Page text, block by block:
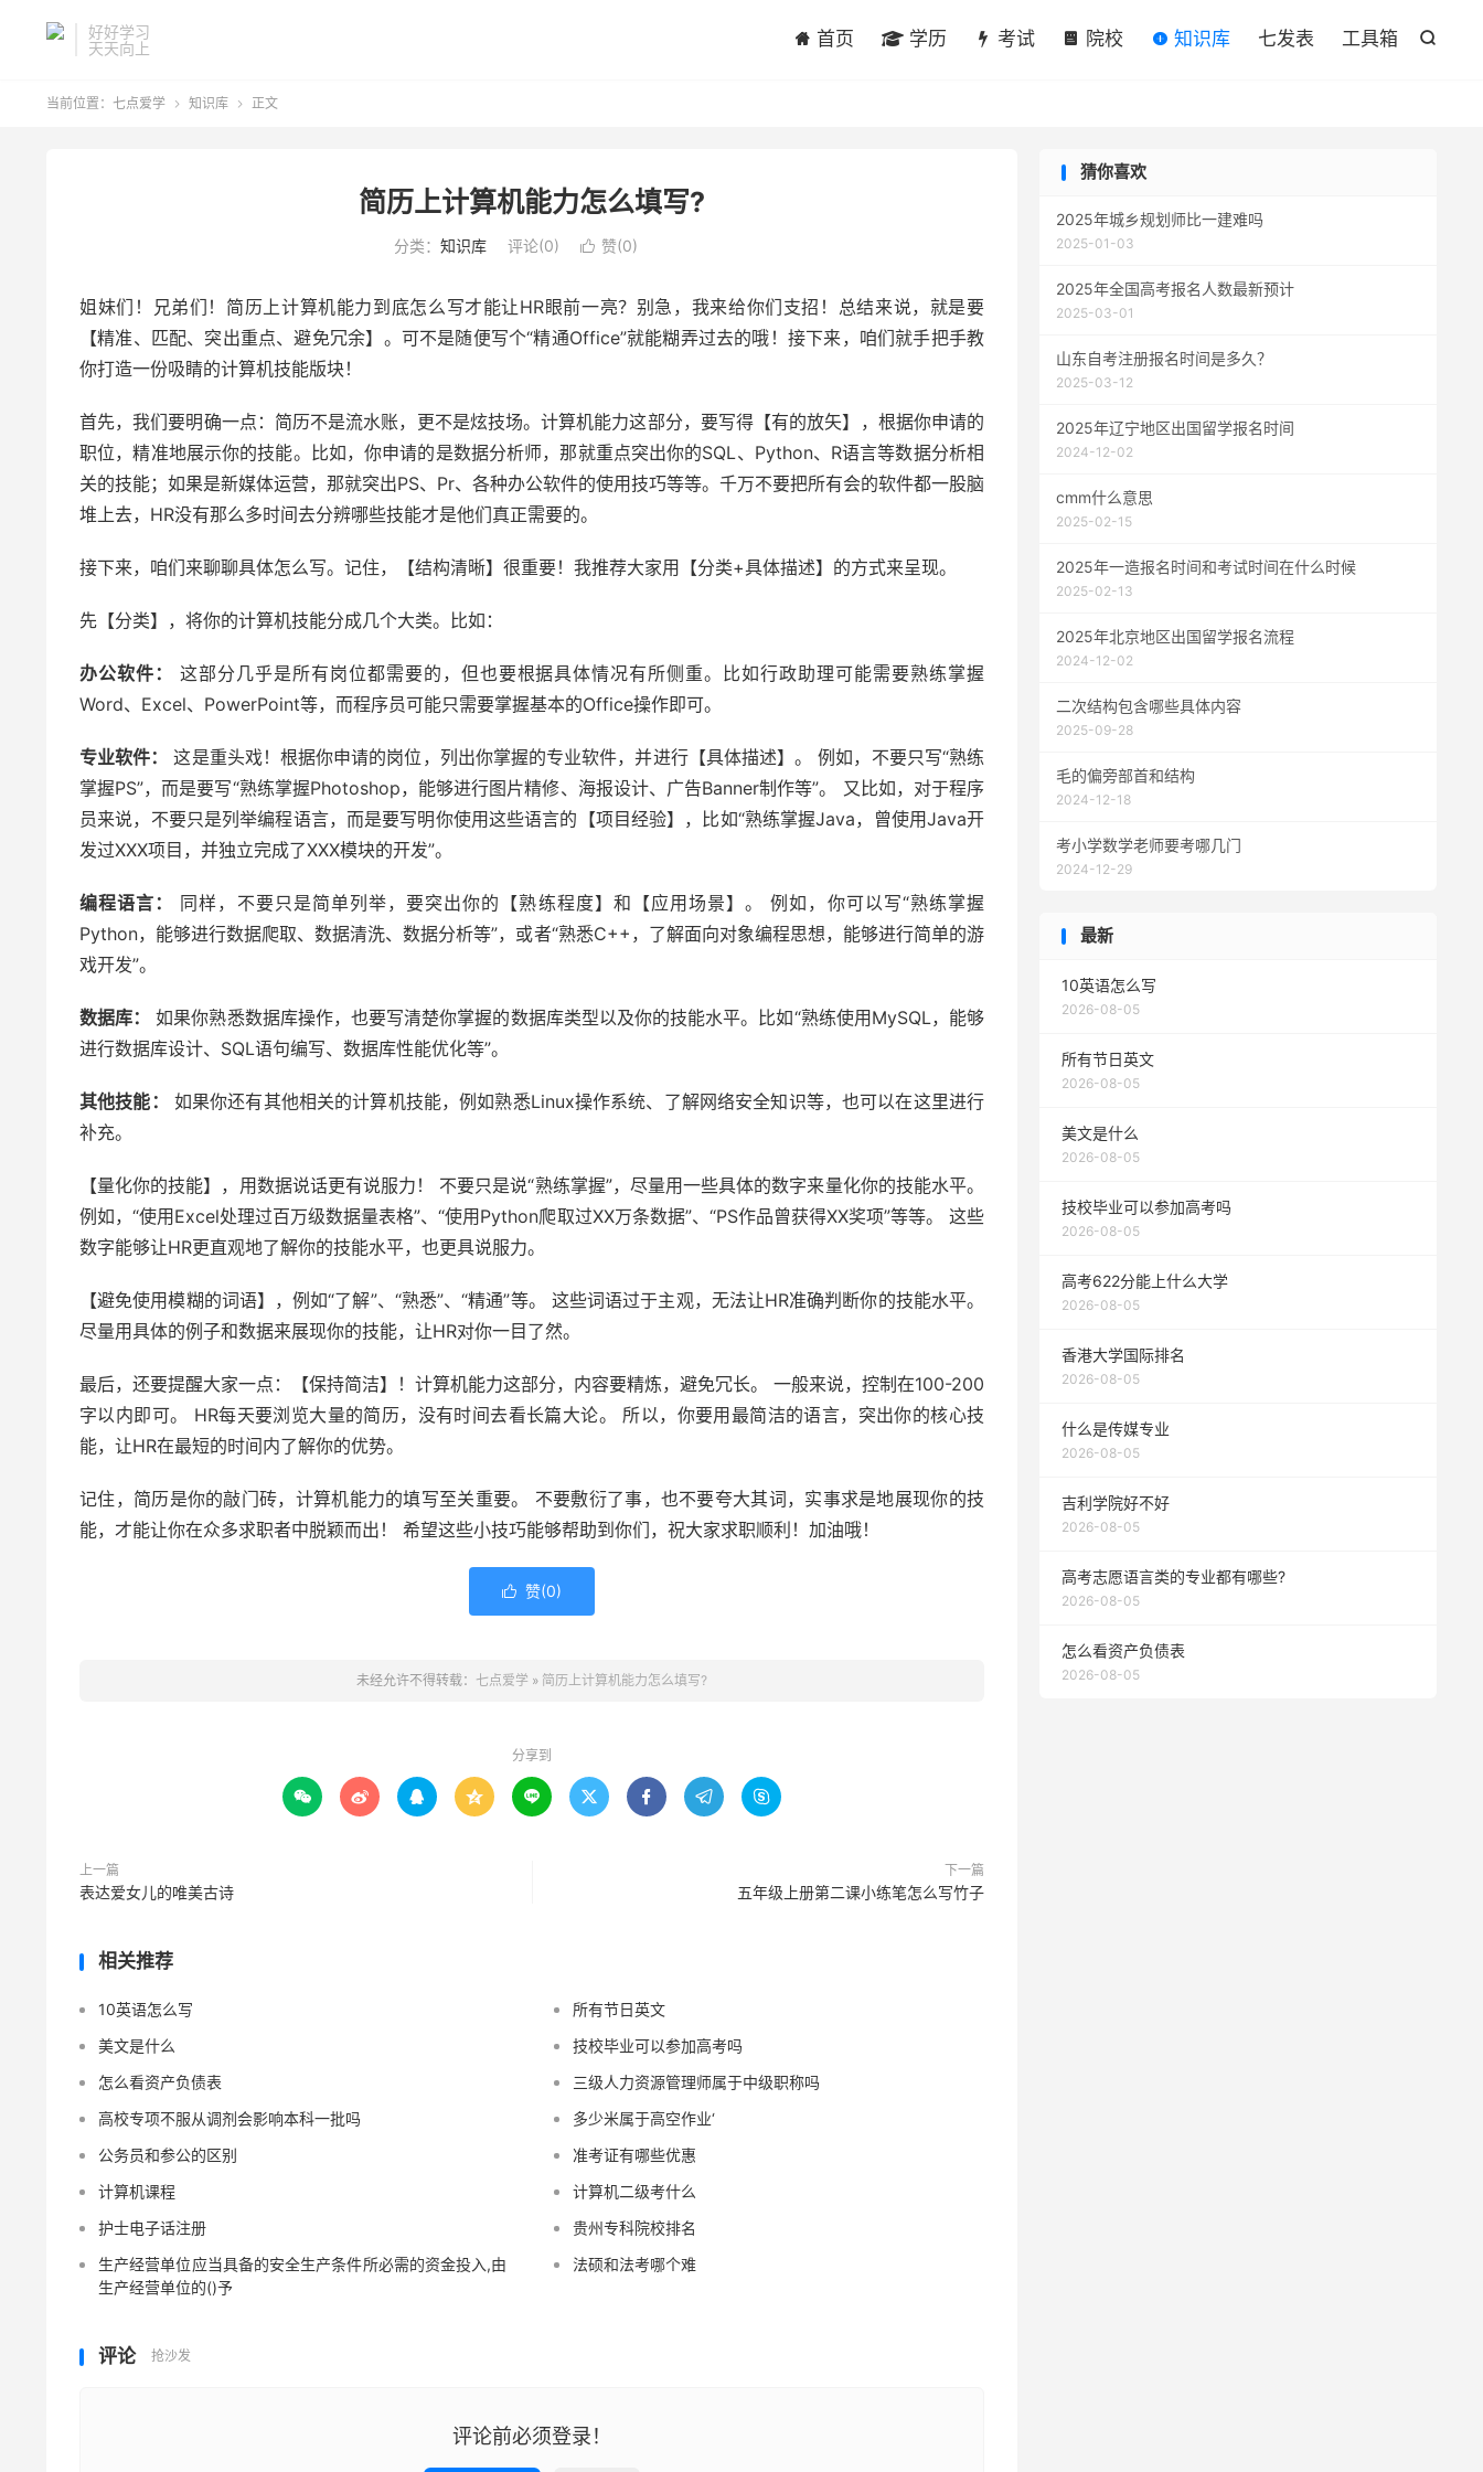
好好学习
天天向上

首页 学历 考试 院校 知识库 七发表 工具箱
当前位置： 七点爱学  知识库  正文
简历上计算机能力怎么填写?
分类： 知识库 评论(0)  赞(0)
姐妹们！兄弟们！简历上计算机能力到底怎么写才能让HR眼前一亮？别急，我来给你们支招！总结来说，就是要
【精准、匹配、突出重点、避免冗余】。可不是随便写个“精通Office”就能糊弄过去的哦！接下来，咱们就手把手教
你打造一份吸睛的计算机技能版块！
首先，我们要明确一点：简历不是流水账，更不是炫技场。计算机能力这部分，要写得【有的放矢】，根据你申请的
职位，精准地展示你的技能。比如，你申请的是数据分析师，那就重点突出你的SQL、Python、R语言等数据分析相
关的技能；如果是新媒体运营，那就突出PS、Pr、各种办公软件的使用技巧等等。千万不要把所有会的软件都一股脑
堆上去，HR没有那么多时间去分辨哪些技能才是他们真正需要的。
接下来，咱们来聊聊具体怎么写。记住，【结构清晰】很重要！我推荐大家用【分类+具体描述】的方式来呈现。
先【分类】，将你的计算机技能分成几个大类。比如：
办公软件：
这部分几乎是所有岗位都需要的，但也要根据具体情况有所侧重。比如行政助理可能需要熟练掌握
Word、Excel、PowerPoint等，而程序员可能只需要掌握基本的Office操作即可。
专业软件：
这是重头戏！根据你申请的岗位，列出你掌握的专业软件，并进行【具体描述】。 例如，不要只写“熟练
掌握PS”，而是要写“熟练掌握Photoshop，能够进行图片精修、海报设计、广告Banner制作等”。 又比如，对于程序
员来说，不要只是列举编程语言，而是要写明你使用这些语言的【项目经验】，比如“熟练掌握Java，曾使用Java开
发过XXX项目，并独立完成了XXX模块的开发”。
编程语言：
同样，不要只是简单列举，要突出你的【熟练程度】和【应用场景】。 例如，你可以写“熟练掌握
Python，能够进行数据爬取、数据清洗、数据分析等”，或者“熟悉C++，了解面向对象编程思想，能够进行简单的游
戏开发”。
数据库：
如果你熟悉数据库操作，也要写清楚你掌握的数据库类型以及你的技能水平。比如“熟练使用MySQL，能够
进行数据库设计、SQL语句编写、数据库性能优化等”。
其他技能：
如果你还有其他相关的计算机技能，例如熟悉Linux操作系统、了解网络安全知识等，也可以在这里进行
补充。
【量化你的技能】，用数据说话更有说服力！ 不要只是说“熟练掌握”，尽量用一些具体的数字来量化你的技能水平。
例如，“使用Excel处理过百万级数据量表格”、“使用Python爬取过XX万条数据”、“PS作品曾获得XX奖项”等等。 这些
数字能够让HR更直观地了解你的技能水平，也更具说服力。
【避免使用模糊的词语】，例如“了解”、“熟悉”、“精通”等。 这些词语过于主观，无法让HR准确判断你的技能水平。
尽量用具体的例子和数据来展现你的技能，让HR对你一目了然。
最后，还要提醒大家一点：【保持简洁】！计算机能力这部分，内容要精炼，避免冗长。 一般来说，控制在100-200
字以内即可。 HR每天要浏览大量的简历，没有时间去看长篇大论。 所以，你要用最简洁的语言，突出你的核心技
能，让HR在最短的时间内了解你的优势。
记住，简历是你的敲门砖，计算机能力的填写至关重要。 不要敷衍了事，也不要夸大其词，实事求是地展现你的技
能，才能让你在众多求职者中脱颖而出！ 希望这些小技巧能够帮助到你们，祝大家求职顺利！加油哦！
 赞(0)
未经允许不得转载： 七点爱学 » 简历上计算机能力怎么填写?
分享到
        
上一篇
表达爱女儿的唯美古诗
下一篇
五年级上册第二课小练笔怎么写竹子
相关推荐
10英语怎么写
所有节日英文
美文是什么
技校毕业可以参加高考吗
怎么看资产负债表
三级人力资源管理师属于中级职称吗
高校专项不服从调剂会影响本科一批吗
多少米属于高空作业‘
公务员和参公的区别
准考证有哪些优惠
计算机课程
计算机二级考什么
护士电子话注册
贵州专科院校排名
生产经营单位应当具备的安全生产条件所必需的资金投入,由
生产经营单位的()予
法硕和法考哪个难
评论 抢沙发
评论前必须登录！
猜你喜欢
2025年城乡规划师比一建难吗
2025-01-03
2025年全国高考报名人数最新预计
2025-03-01
山东自考注册报名时间是多久？
2025-03-12
2025年辽宁地区出国留学报名时间
2024-12-02
cmm什么意思
2025-02-15
2025年一造报名时间和考试时间在什么时候
2025-02-13
2025年北京地区出国留学报名流程
2024-12-02
二次结构包含哪些具体内容
2025-09-28
毛的偏旁部首和结构
2024-12-18
考小学数学老师要考哪几门
2024-12-29
最新
10英语怎么写
2026-08-05
所有节日英文
2026-08-05
美文是什么
2026-08-05
技校毕业可以参加高考吗
2026-08-05
高考622分能上什么大学
2026-08-05
香港大学国际排名
2026-08-05
什么是传媒专业
2026-08-05
吉利学院好不好
2026-08-05
高考志愿语言类的专业都有哪些?
2026-08-05
怎么看资产负债表
2026-08-05